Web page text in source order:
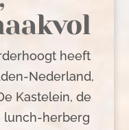
heeft
Nederland,
Kastelein, de
lunch-herberg